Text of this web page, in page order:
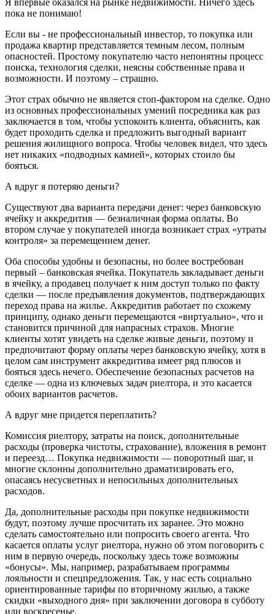
Я впервые оказался на рынке недвижимости. Ничего здесь
пока не понимаю!
Если вы - не профессиональный инвестор, то покупка или
продажа квартир представляется темным лесом, полным
опасностей. Простому покупателю часто непонятны процесс
поиска, технология сделки, неясны собственные права и
возможности. И поэтому – страшно.
Этот страх обычно не является стоп-фактором на сделке. Одно
из основных профессиональных умений посредника как раз
заключается в том, чтобы успокоить клиента, объяснить, как
будет проходить сделка и предложить выгодный вариант
решения жилищного вопроса. Чтобы человек видел, что здесь
нет никаких «подводных камней», которых стоило бы
бояться.
А вдруг я потеряю деньги?
Существуют два варианта передачи денег: через банковскую
ячейку и аккредитив — безналичная форма оплаты. Во
втором случае у покупателей иногда возникает страх «утраты
контроля» за перемещением денег.
Оба способы удобны и безопасны, но более востребован
первый – банковская ячейка. Покупатель закладывает деньги
в ячейку, а продавец получает к ним доступ только по факту
сделки — после предъявления документов, подтверждающих
переход права на жилье. Аккредитив работает по схожему
принципу, однако деньги перемещаются «виртуально», что и
становится причиной для напрасных страхов. Многие
клиенты хотят увидеть на сделке живые деньги, поэтому и
предпочитают форму оплаты через банковскую ячейку, хотя в
целом сам инструмент аккредитива имеет ряд плюсов и
бояться здесь нечего. Обеспечение безопасных расчетов на
сделке — одна из ключевых задач риелтора, и это касается
обоих вариантов расчетов.
А вдруг мне придется переплатить?
Комиссия риелтору, затраты на поиск, дополнительные
расходы (проверка чистоты, страхование), вложения в ремонт
и переезд… Покупка недвижимости — поворотный шаг, и
многие склонны дополнительно драматизировать его,
опасаясь несусветных и непосильных дополнительных
расходов.
Да, дополнительные расходы при покупке недвижимости
будут, поэтому лучше просчитать их заранее. Это можно
сделать самостоятельно или попросить своего агента. Что
касается оплаты услуг риелтора, нужно об этом поговорить с
ним в первую очередь, поскольку здесь тоже возможны
«бонусы». Мы, например, разрабатываем программы
лояльности и спецпредложения. Так, у нас есть социально
ориентированные тарифы по вторичному жилью, а также
скидки «выходного дня» при заключении договора в субботу
или воскресенье.